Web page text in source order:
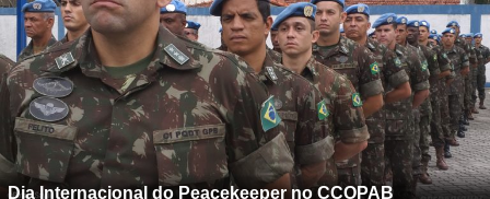
Dia Internacional do Peacekeeper no CCOPAB